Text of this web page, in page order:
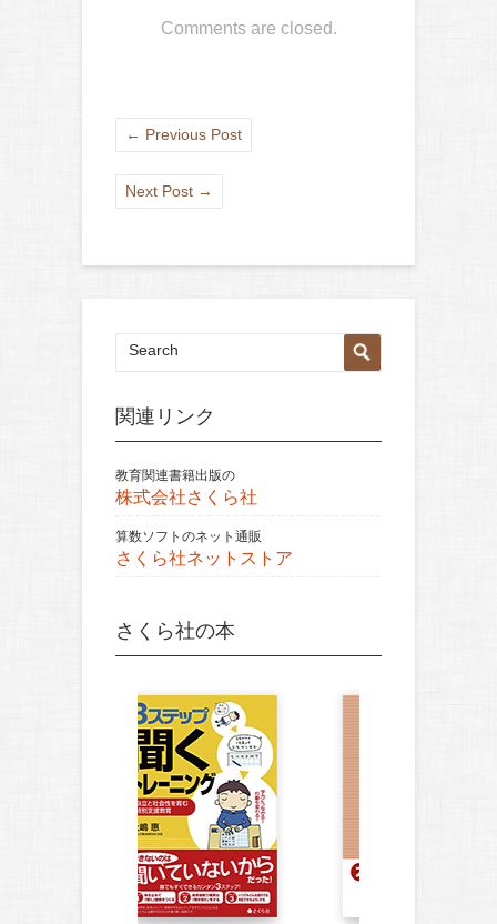
Comments are closed.
← Previous Post
Next Post →
関連リンク
教育関連書籍出版の
株式会社さくら社
算数ソフトのネット通販
さくら社ネットストア
さくら社の本